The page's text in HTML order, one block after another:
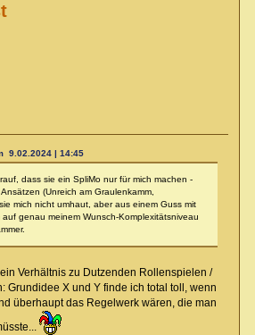
9.02.2024 | 14:45
dass sie ein SpliMo nur für mich machen -
(Unreich am Graulenkamm,
mich nicht umhaut, aber aus einem Guss mit
genau meinem Wunsch-Komplexitätsniveau
Verhältnis zu Dutzenden Rollenspielen /
Grundidee X und Y finde ich total toll, wenn
überhaupt das Regelwerk wären, die man